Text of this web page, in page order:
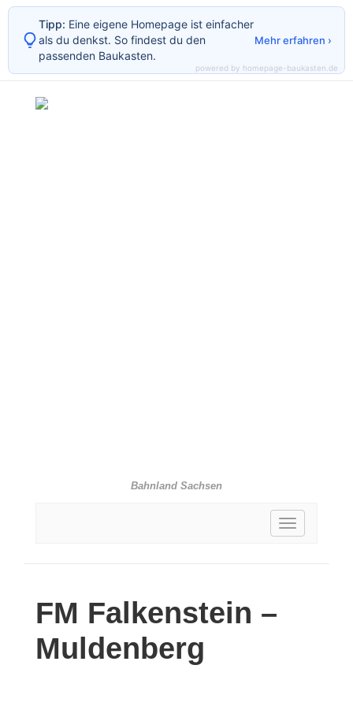
Bahnland Sachsen
Toggle
FM Falkenstein –
Muldenberg
Tipp: Eine eigene Homepage ist einfacher
als du denkst. So findest du den
passenden Baukasten.
Mehr erfahren ›
powered by homepage-baukasten.de